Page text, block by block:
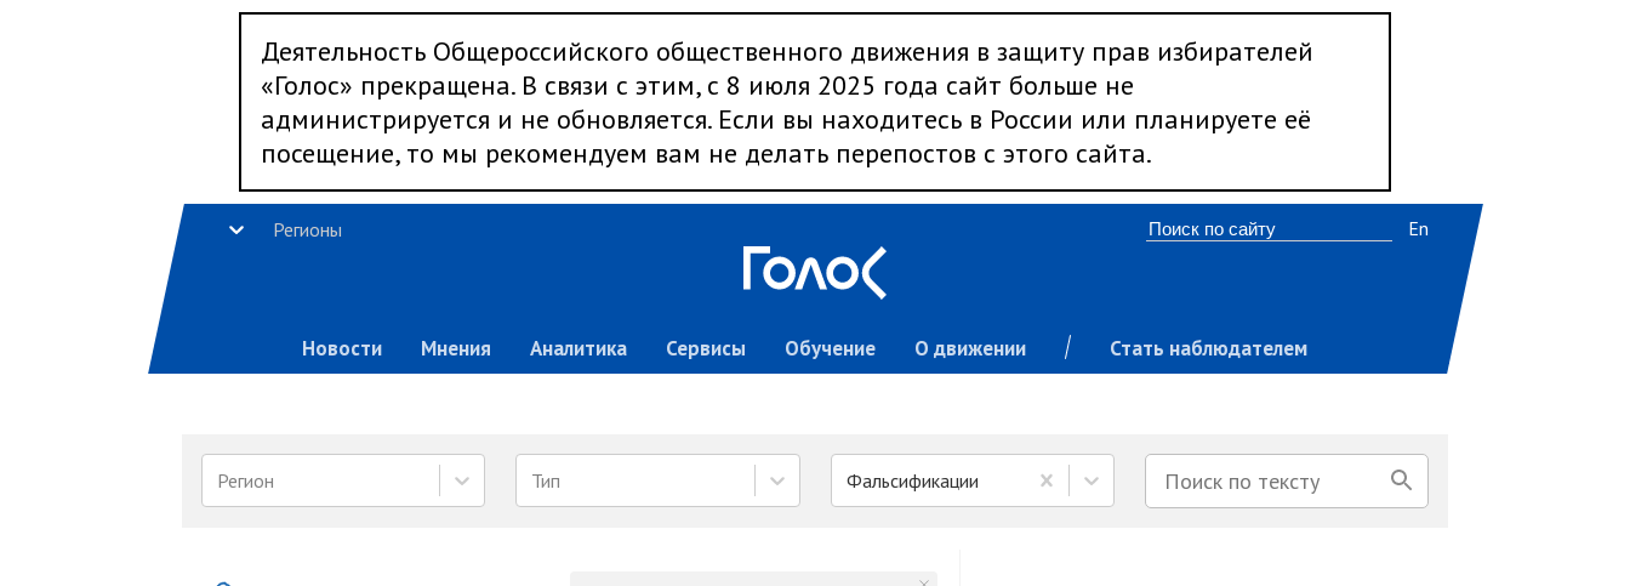
Деятельность Общероссийского общественного движения в защиту прав избирателей
«Голос» прекращена. В связи с этим, с 8 июля 2025 года сайт больше не
администрируется и не обновляется. Если вы находитесь в России или планируете её
посещение, то мы рекомендуем вам не делать перепостов с этого сайта.
Регионы
Новости Мнения Аналитика Сервисы Обучение О движении Стать наблюдателем
En
Регион Тип Фальсификации